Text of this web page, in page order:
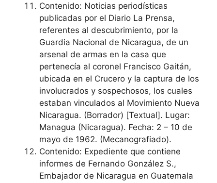
Contenido: Noticias periodísticas
publicadas por el Diario La Prensa,
referentes al descubrimiento, por la
Guardia Nacional de Nicaragua, de un
arsenal de armas en la casa que
pertenecía al coronel Francisco Gaitán,
ubicada en el Crucero y la captura de los
involucrados y sospechosos, los cuales
estaban vinculados al Movimiento Nueva
Nicaragua. (Borrador) [Textual]. Lugar:
Managua (Nicaragua). Fecha: 2 – 10 de
mayo de 1962. (Mecanografiado).
Contenido: Expediente que contiene
informes de Fernando González S.,
Embajador de Nicaragua en Guatemala